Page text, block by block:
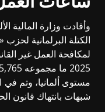
وأفادت وزارة المالية
الكتلة البرلمانية لحزب
لمكافحة العمل غير
شبهات بانتهاك قانون